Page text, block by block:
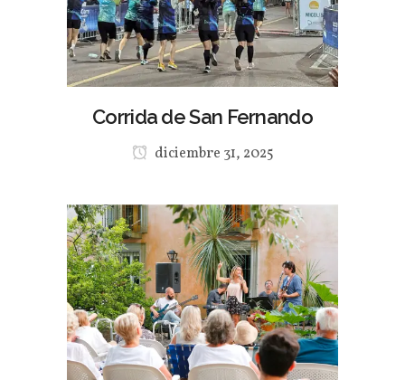
Corrida de San Fernando
diciembre 31, 2025